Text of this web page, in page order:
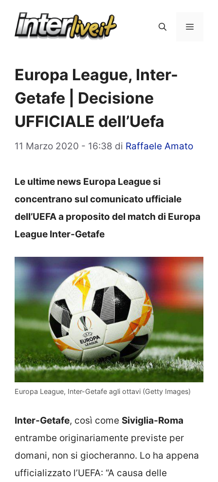
Menu
Europa League, Inter-
Getafe | Decisione
UFFICIALE dell’Uefa
11 Marzo 2020 - 16:38 di Raffaele Amato
Le ultime news Europa League si
concentrano sul comunicato ufficiale
dell’UEFA a proposito del match di Europa
League Inter-Getafe
Europa League, Inter-Getafe agli ottavi (Getty Images)
Inter-Getafe, così come Siviglia-Roma
entrambe originariamente previste per
domani, non si giocheranno. Lo ha appena
ufficializzato l’UEFA: “A causa delle